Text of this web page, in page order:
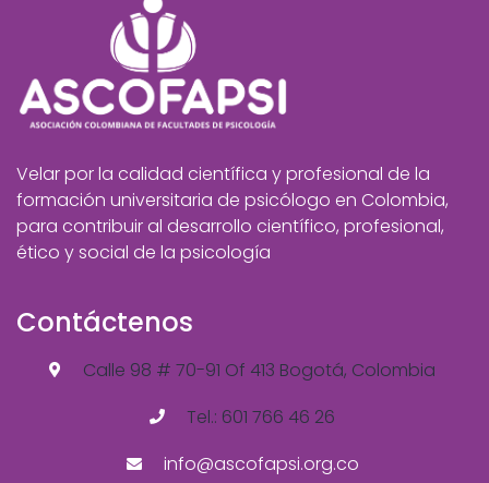
Velar por la calidad científica y profesional de la
formación universitaria de psicólogo en Colombia,
para contribuir al desarrollo científico, profesional,
ético y social de la psicología
Contáctenos
Calle 98 # 70-91 Of 413 Bogotá, Colombia
Tel.: 601 766 46 26
info@ascofapsi.org.co